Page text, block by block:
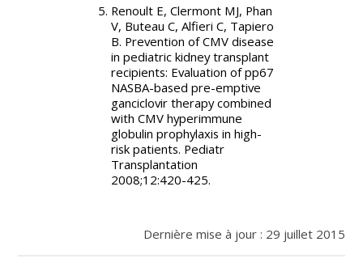
Renoult E, Clermont MJ, Phan
V, Buteau C, Alfieri C, Tapiero
B. Prevention of CMV disease
in pediatric kidney transplant
recipients: Evaluation of pp67
NASBA-based pre-emptive
ganciclovir therapy combined
with CMV hyperimmune
globulin prophylaxis in high-
risk patients. Pediatr
Transplantation
2008;12:420-425.
Dernière mise à jour : 29 juillet 2015